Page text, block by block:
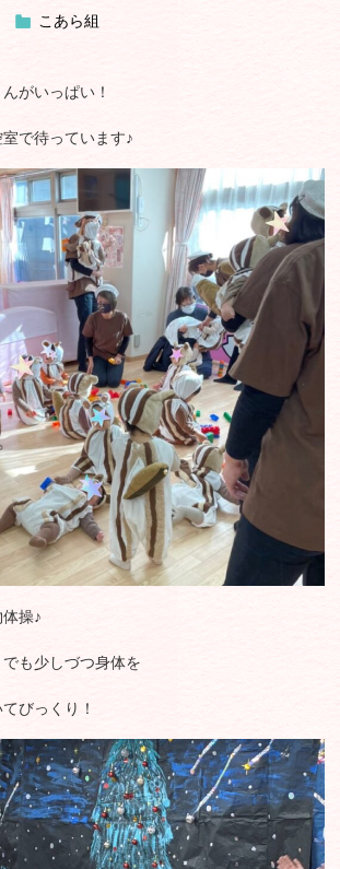
こあら組
がいっぱい！
で待っています♪
操♪
も少しづつ身体を
びっくり！